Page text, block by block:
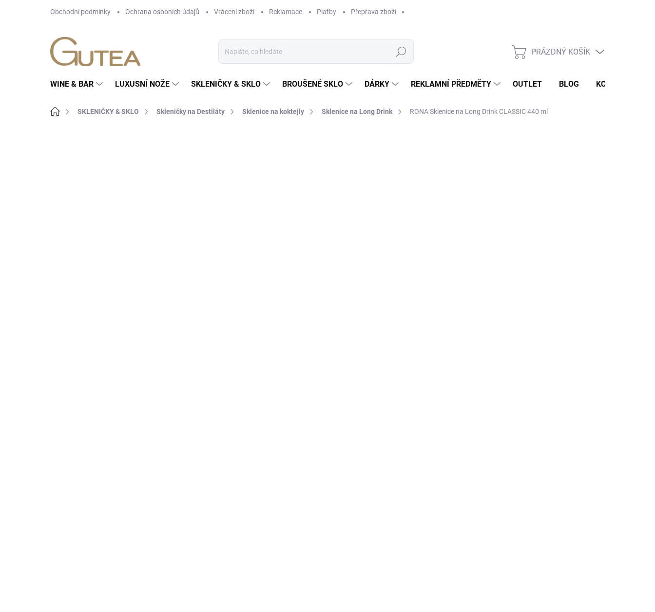
Obchodní podmínky Ochrana osobních údajů Vrácení zboží Reklamace Platby Přeprava zboží
Hledat
NÁKUPNÍ
PRÁZDNÝ KOŠÍK
WINE & BAR LUXUSNÍ NOŽE SKLENIČKY & SKLO BROUŠENÉ SKLO DÁRKY REKLAMNÍ PŘEDMĚTY OUTLET BLOG KONTAKT
Domů SKLENIČKY & SKLO Skleničky na Destiláty Sklenice na koktejly Sklenice na Long Drink RONA Sklenice na Long Drink CLASSIC 440 ml